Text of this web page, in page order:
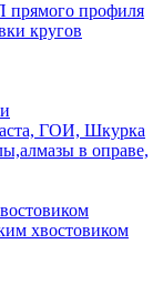
профиля
кругов
ГОИ, Шкурка
в оправе,
хвостовиком